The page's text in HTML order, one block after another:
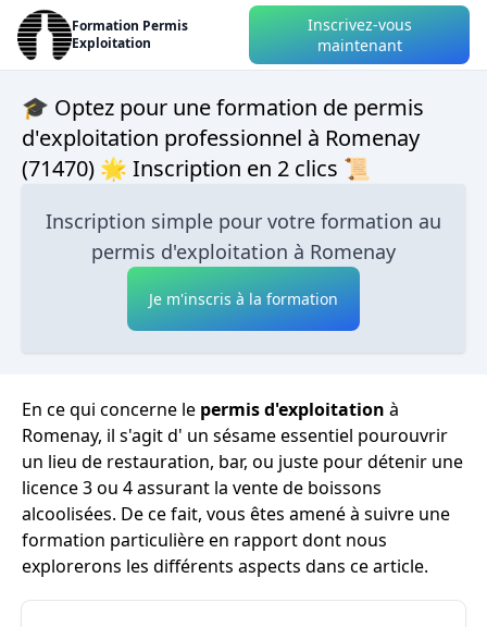
Formation Permis
Exploitation
Inscrivez-vous
maintenant
🎓 Optez pour une formation de permis
d'exploitation professionnel à Romenay
(71470) 🌟 Inscription en 2 clics 📜
Inscription simple pour votre formation au
permis d'exploitation à Romenay
Je m'inscris à la formation
En ce qui concerne le permis d'exploitation à
Romenay, il s'agit d' un sésame essentiel pourouvrir
un lieu de restauration, bar, ou juste pour détenir une
licence 3 ou 4 assurant la vente de boissons
alcoolisées. De ce fait, vous êtes amené à suivre une
formation particulière en rapport dont nous
explorerons les différents aspects dans ce article.